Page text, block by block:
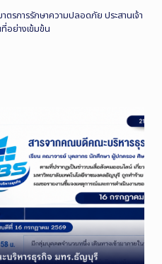
รการรักษาความปลอดภัย ประสานเจ้า
อย่างเข้มข้น